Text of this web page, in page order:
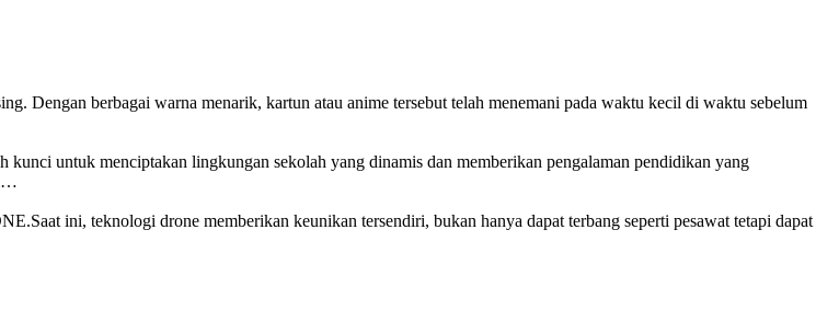
Dengan berbagai warna menarik, kartun atau anime tersebut telah menemani pada waktu kecil di waktu sebelum
untuk menciptakan lingkungan sekolah yang dinamis dan memberikan pengalaman pendidikan yang
ini, teknologi drone memberikan keunikan tersendiri, bukan hanya dapat terbang seperti pesawat tetapi dapat